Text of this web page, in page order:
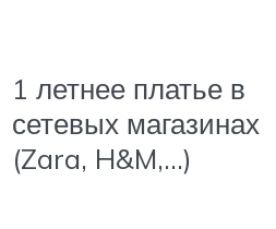
1 летнее платье в
сетевых магазинах
(Zara, H&M,…)